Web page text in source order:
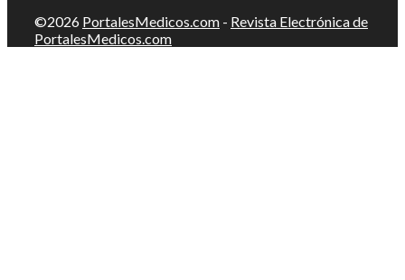
©2026 PortalesMedicos.com - Revista Electrónica de
PortalesMedicos.com